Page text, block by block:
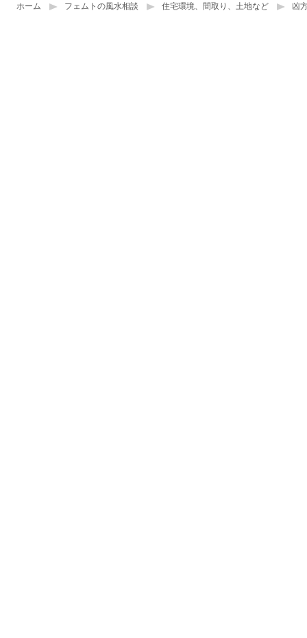
ホーム フェムトの風水相談 住宅環境、間取り、土地など 凶